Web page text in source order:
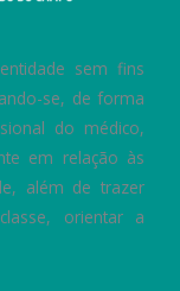
sem fins
se, de forma
do médico,
em relação às
além de trazer
orientar a